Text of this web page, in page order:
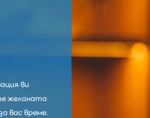
ви
желаната
вас време.